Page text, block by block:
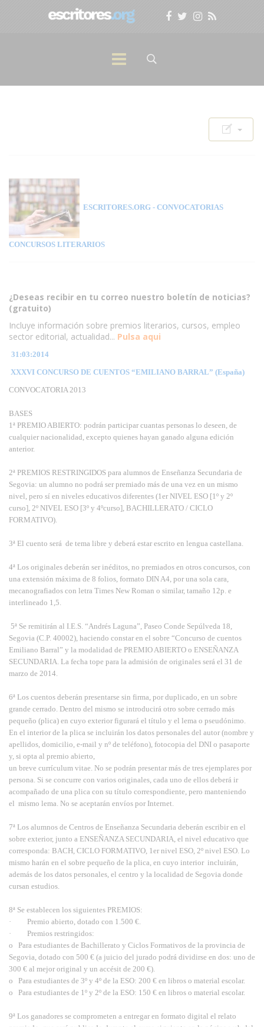
ESCRITORES.ORG - CONVOCATORIAS
CONCURSOS LITERARIOS
¿Deseas recibir en tu correo nuestro boletín de noticias?
(gratuito)
Incluye información sobre premios literarios, cursos, empleo
sector editorial, actualidad... Pulsa aqui
31:03:2014
XXXVI CONCURSO DE CUENTOS “EMILIANO BARRAL” (España)
CONVOCATORIA 2013
BASES
1ª PREMIO ABIERTO: podrán participar cuantas personas lo deseen, de
cualquier nacionalidad, excepto quienes hayan ganado alguna edición
anterior.
2ª PREMIOS RESTRINGIDOS para alumnos de Enseñanza Secundaria de
Segovia: un alumno no podrá ser premiado más de una vez en un mismo
nivel, pero sí en niveles educativos diferentes (1er NIVEL ESO [1º y 2º
curso], 2º NIVEL ESO [3º y 4ºcurso], BACHILLERATO / CICLO
FORMATIVO).
3ª El cuento será de tema libre y deberá estar escrito en lengua castellana.
4ª Los originales deberán ser inéditos, no premiados en otros concursos, con
una extensión máxima de 8 folios, formato DIN A4, por una sola cara,
mecanografiados con letra Times New Roman o similar, tamaño 12p. e
interlineado 1,5.
5ª Se remitirán al I.E.S. “Andrés Laguna”, Paseo Conde Sepúlveda 18,
Segovia (C.P. 40002), haciendo constar en el sobre “Concurso de cuentos
Emiliano Barral” y la modalidad de PREMIO ABIERTO o ENSEÑANZA
SECUNDARIA. La fecha tope para la admisión de originales será el 31 de
marzo de 2014.
6ª Los cuentos deberán presentarse sin firma, por duplicado, en un sobre
grande cerrado. Dentro del mismo se introducirá otro sobre cerrado más
pequeño (plica) en cuyo exterior figurará el título y el lema o pseudónimo.
En el interior de la plica se incluirán los datos personales del autor (nombre y
apellidos, domicilio, e-mail y nº de teléfono), fotocopia del DNI o pasaporte
y, si opta al premio abierto,
un breve currículum vitae. No se podrán presentar más de tres ejemplares por
persona. Si se concurre con varios originales, cada uno de ellos deberá ir
acompañado de una plica con su título correspondiente, pero manteniendo
el mismo lema. No se aceptarán envíos por Internet.
7ª Los alumnos de Centros de Enseñanza Secundaria deberán escribir en el
sobre exterior, junto a ENSEÑANZA SECUNDARIA, el nivel educativo que
corresponda: BACH, CICLO FORMATIVO, 1er nivel ESO, 2º nivel ESO. Lo
mismo harán en el sobre pequeño de la plica, en cuyo interior incluirán,
además de los datos personales, el centro y la localidad de Segovia donde
cursan estudios.
8ª Se establecen los siguientes PREMIOS:
· Premio abierto, dotado con 1.500 €.
· Premios restringidos:
o Para estudiantes de Bachillerato y Ciclos Formativos de la provincia de
Segovia, dotado con 500 € (a juicio del jurado podrá dividirse en dos: uno de
300 € al mejor original y un accésit de 200 €).
o Para estudiantes de 3º y 4º de la ESO: 200 € en libros o material escolar.
o Para estudiantes de 1º y 2º de la ESO: 150 € en libros o material escolar.
9ª Los ganadores se comprometen a entregar en formato digital el relato